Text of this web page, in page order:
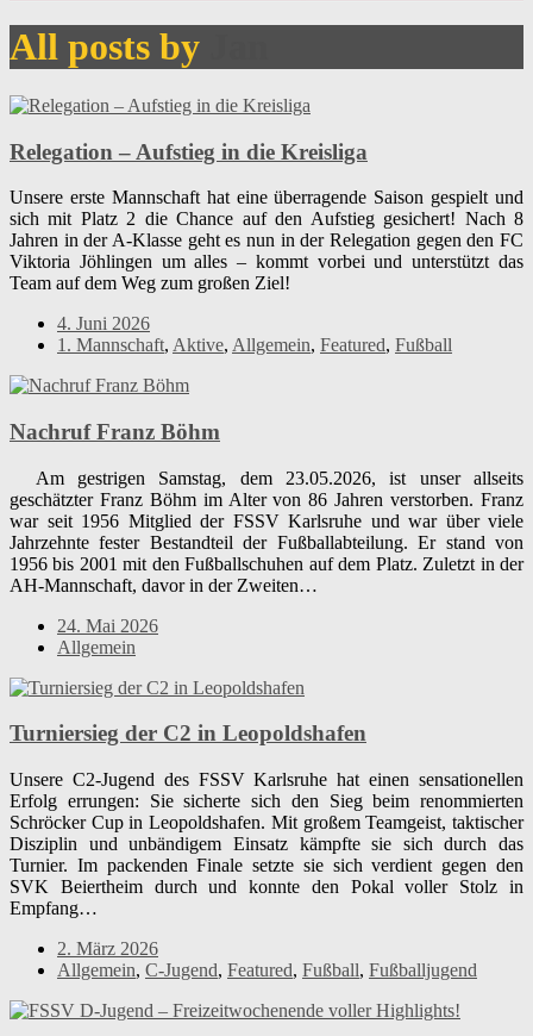
All posts by
Relegation – Aufstieg in die Kreisliga
Unsere erste Mannschaft hat eine überragende Saison gespielt und
sich mit Platz 2 die Chance auf den Aufstieg gesichert! Nach 8
Jahren in der A-Klasse geht es nun in der Relegation gegen den FC
Viktoria Jöhlingen um alles – kommt vorbei und unterstützt das
Team auf dem Weg zum großen Ziel!
4. Juni 2026
1. Mannschaft, Aktive, Allgemein, Featured, Fußball
Nachruf Franz Böhm
Am gestrigen Samstag, dem 23.05.2026, ist unser allseits
geschätzter Franz Böhm im Alter von 86 Jahren verstorben. Franz
war seit 1956 Mitglied der FSSV Karlsruhe und war über viele
Jahrzehnte fester Bestandteil der Fußballabteilung. Er stand von
1956 bis 2001 mit den Fußballschuhen auf dem Platz. Zuletzt in der
AH-Mannschaft, davor in der Zweiten…
24. Mai 2026
Allgemein
Turniersieg der C2 in Leopoldshafen
Unsere C2-Jugend des FSSV Karlsruhe hat einen sensationellen
Erfolg errungen: Sie sicherte sich den Sieg beim renommierten
Schröcker Cup in Leopoldshafen. Mit großem Teamgeist, taktischer
Disziplin und unbändigem Einsatz kämpfte sie sich durch das
Turnier. Im packenden Finale setzte sie sich verdient gegen den
SVK Beiertheim durch und konnte den Pokal voller Stolz in
Empfang…
2. März 2026
Allgemein, C-Jugend, Featured, Fußball, Fußballjugend